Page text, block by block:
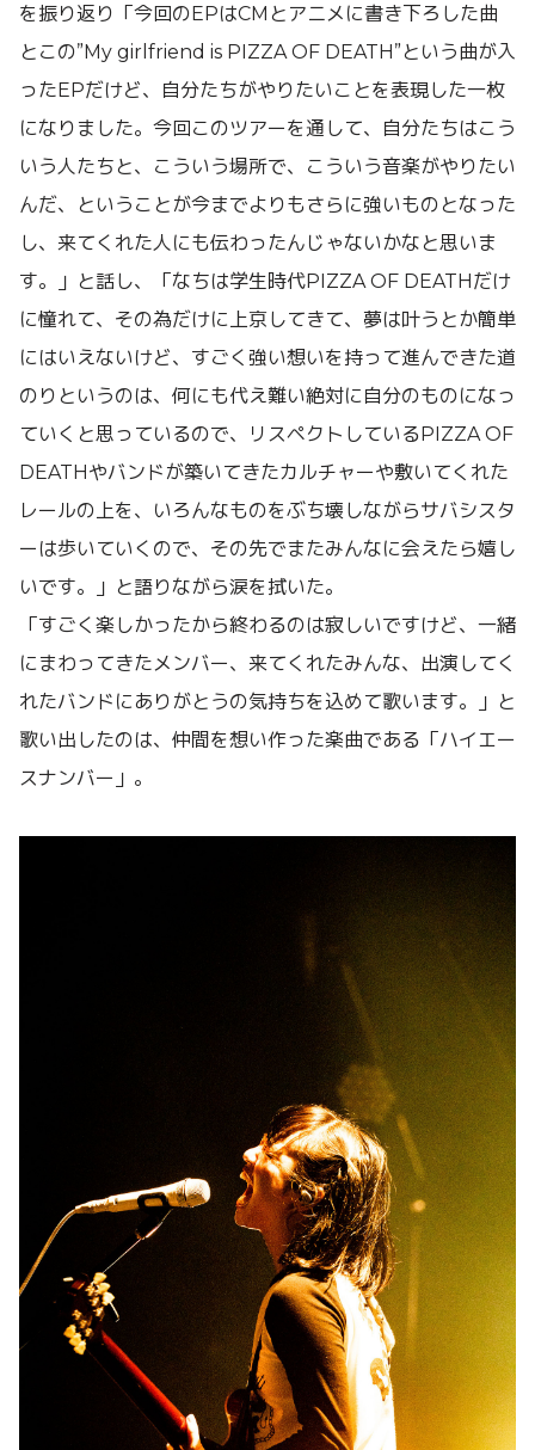
を振り返り「今回のEPはCMとアニメに書き下ろした曲
とこの”My girlfriend is PIZZA OF DEATH”という曲が入
ったEPだけど、自分たちがやりたいことを表現した一枚
になりました。今回このツアーを通して、自分たちはこう
いう人たちと、こういう場所で、こういう音楽がやりたい
んだ、ということが今までよりもさらに強いものとなった
し、来てくれた人にも伝わったんじゃないかなと思いま
す。」と話し、「なちは学生時代PIZZA OF DEATHだけ
に憧れて、その為だけに上京してきて、夢は叶うとか簡単
にはいえないけど、すごく強い想いを持って進んできた道
のりというのは、何にも代え難い絶対に自分のものになっ
ていくと思っているので、リスペクトしているPIZZA OF
DEATHやバンドが築いてきたカルチャーや敷いてくれた
レールの上を、いろんなものをぶち壊しながらサバシスタ
ーは歩いていくので、その先でまたみんなに会えたら嬉し
いです。」と語りながら涙を拭いた。
「すごく楽しかったから終わるのは寂しいですけど、一緒
にまわってきたメンバー、来てくれたみんな、出演してく
れたバンドにありがとうの気持ちを込めて歌います。」と
歌い出したのは、仲間を想い作った楽曲である「ハイエー
スナンバー」。